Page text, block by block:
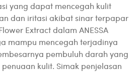
yang dapat mencegah kulit
dan iritasi akibat sinar terpapar
Extract dalam ANESSA
mampu mencegah terjadinya
pembuluh darah yang
kulit. Simak penjelasan